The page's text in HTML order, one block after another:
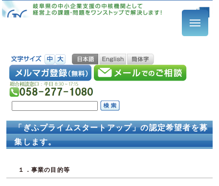
「ぎふプライムスタートアップ」の認定希望者を募
集します。
１．事業の目的等